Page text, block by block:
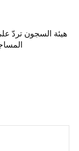
هيئة السجون تردّ